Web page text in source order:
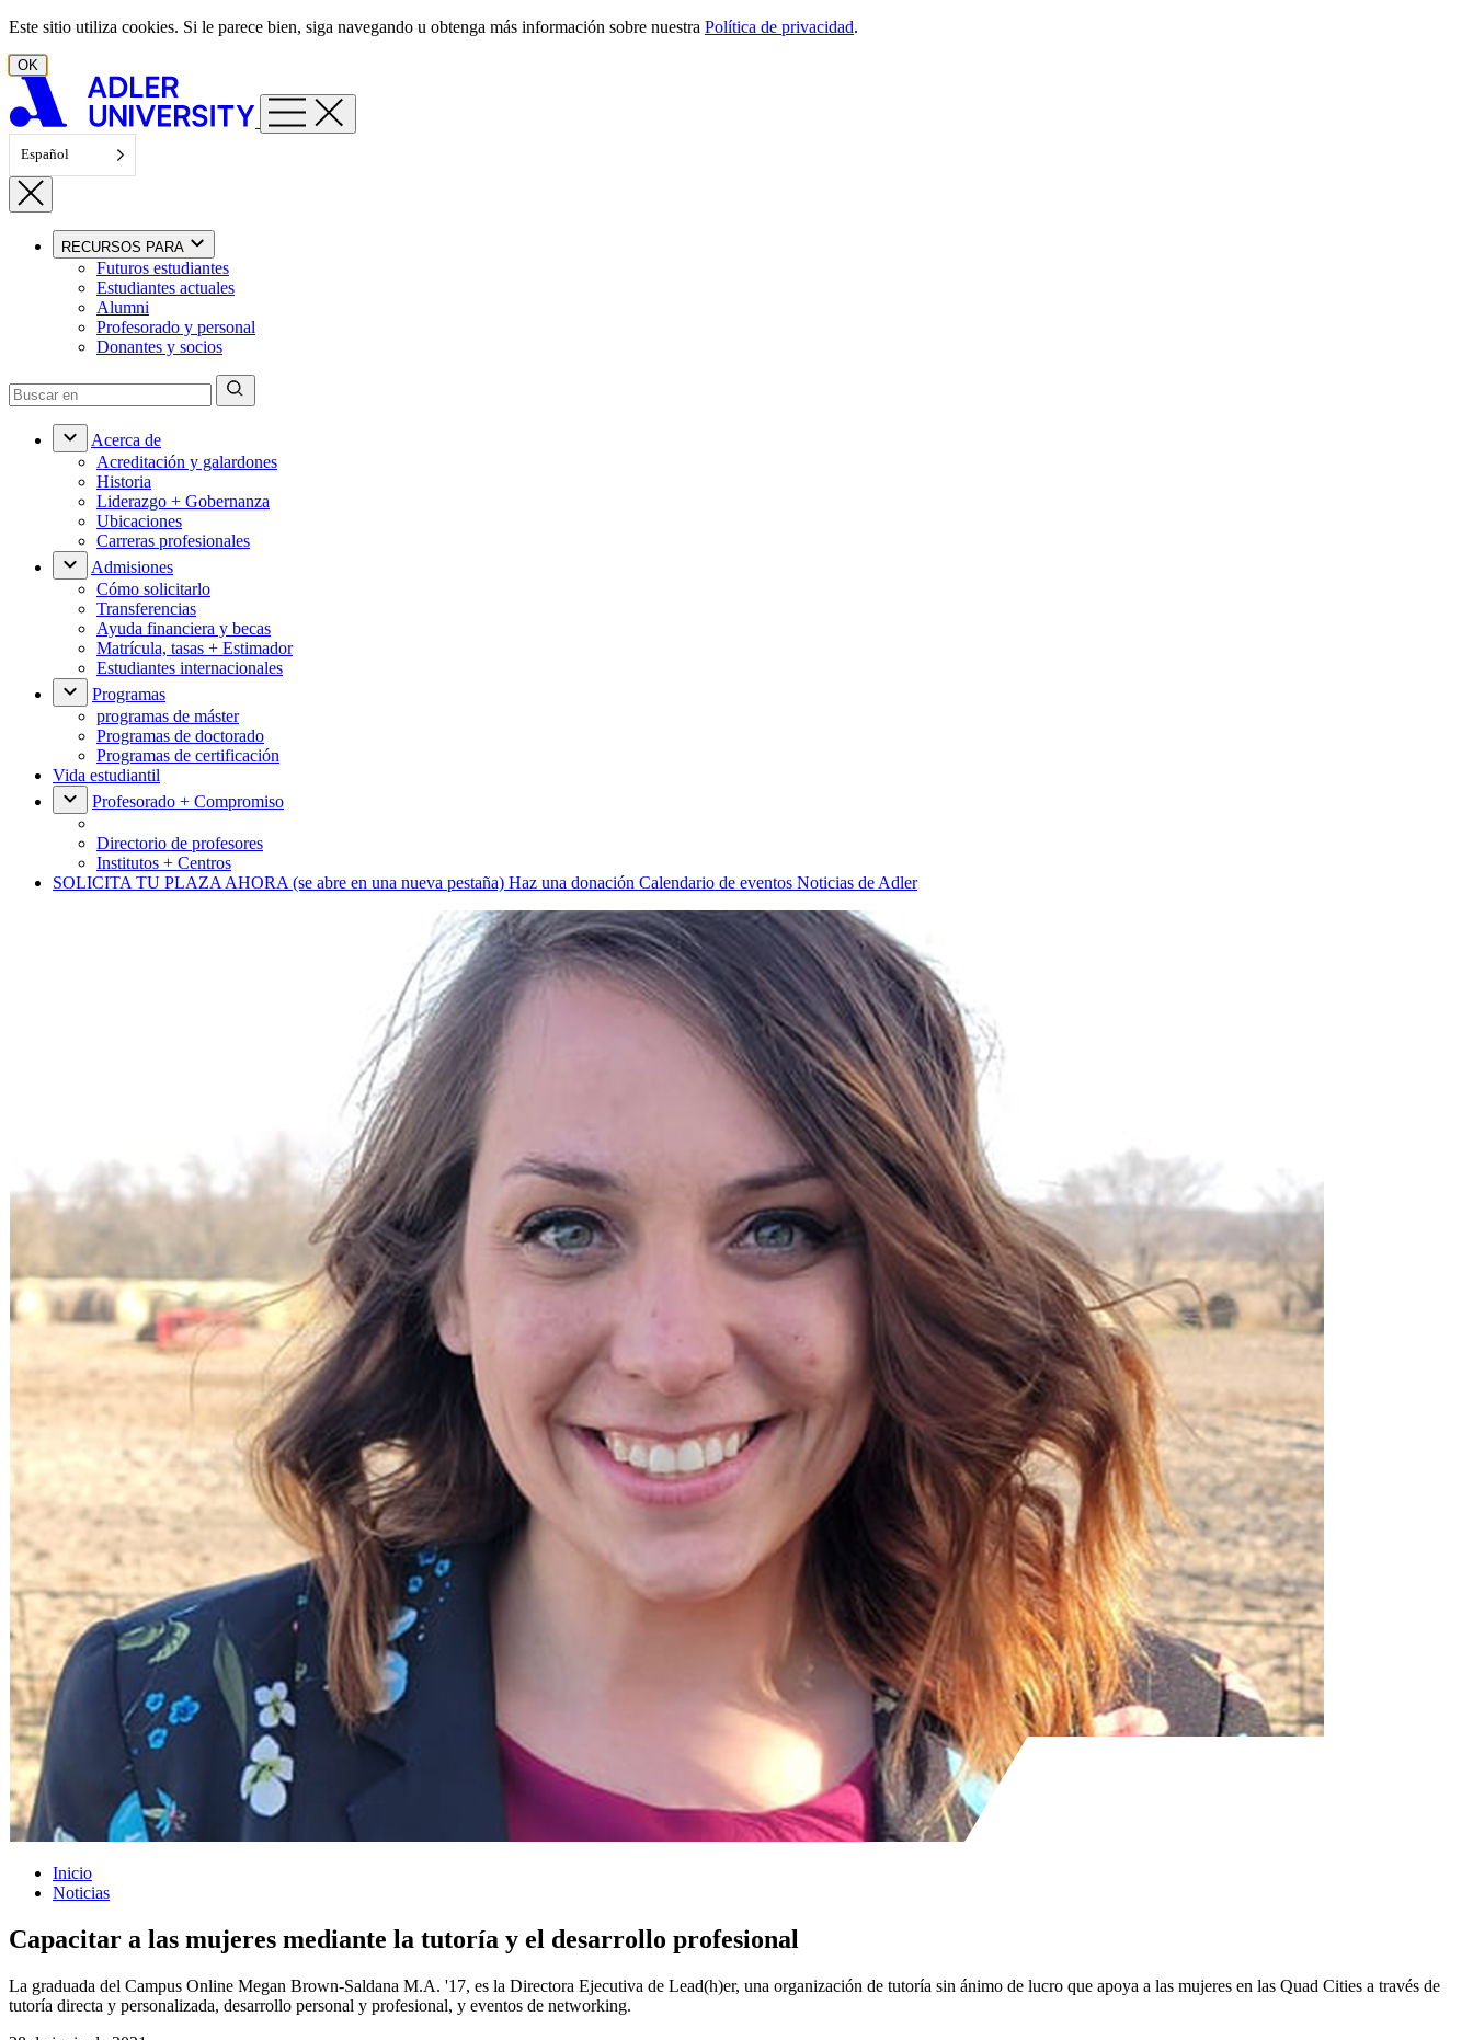
Ir al contenido
Este sitio utiliza cookies. Si le parece bien, siga navegando u obtenga más información sobre nuestra Política de privacidad.
OK
Español
RECURSOS PARA
Futuros estudiantes
Estudiantes actuales
Alumni
Profesorado y personal
Donantes y socios
Acerca de
Acreditación y galardones
Historia
Liderazgo + Gobernanza
Ubicaciones
Carreras profesionales
Admisiones
Cómo solicitarlo
Transferencias
Ayuda financiera y becas
Matrícula, tasas + Estimador
Estudiantes internacionales
Programas
programas de máster
Programas de doctorado
Programas de certificación
Vida estudiantil
Profesorado + Compromiso
Directorio de profesores
Institutos + Centros
SOLICITA TU PLAZA AHORA (se abre en una nueva pestaña) Haz una donación Calendario de eventos Noticias de Adler
Inicio
Noticias
Capacitar a las mujeres mediante la tutoría y el desarrollo profesional
La graduada del Campus Online Megan Brown-Saldana M.A. '17, es la Directora Ejecutiva de Lead(h)er, una organización de tutoría sin ánimo de lucro que apoya a las mujeres en las Quad Cities a través de
tutoría directa y personalizada, desarrollo personal y profesional, y eventos de networking.